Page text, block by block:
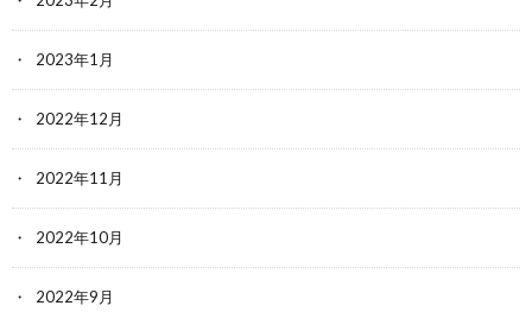
2023年1月
2022年12月
2022年11月
2022年10月
2022年9月